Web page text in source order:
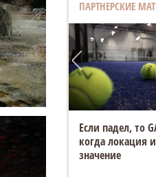
ПАРТНЕРСКИЕ
Если падел, то
когда локация
значение